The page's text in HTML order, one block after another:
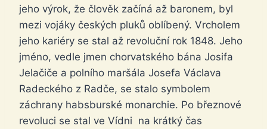
jeho výrok, že člověk začíná až baronem, byl
mezi vojáky českých pluků oblíbený. Vrcholem
jeho kariéry se stal až revoluční rok 1848. Jeho
jméno, vedle jmen chorvatského bána Josifa
Jelačiče a polního maršála Josefa Václava
Radeckého z Radče, se stalo symbolem
záchrany habsburské monarchie. Po březnové
revoluci se stal ve Vídni na krátký čas